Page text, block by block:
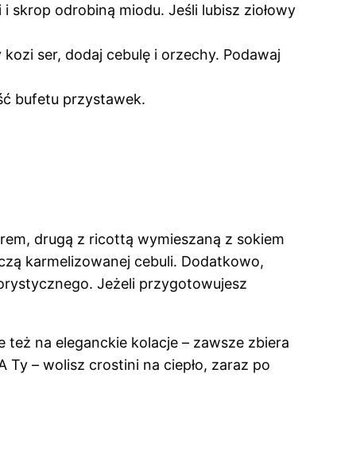
skrop odrobiną miodu. Jeśli lubisz ziołowy
ser, dodaj cebulę i orzechy. Podawaj
bufetu przystawek.
drugą z ricottą wymieszaną z sokiem
karmelizowanej cebuli. Dodatkowo,
Jeżeli przygotowujesz
na eleganckie kolacje – zawsze zbiera
Ty – wolisz crostini na ciepło, zaraz po